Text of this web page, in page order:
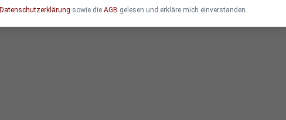
Datenschutzerklärung sowie die AGB gelesen und erkläre mich einverstanden.